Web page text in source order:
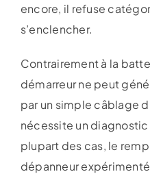
encore, il refuse
s’enclencher.
Contrairement à la
démarreur ne peut
par un simple câblage
nécessite un
plupart des cas, le
dépanneur